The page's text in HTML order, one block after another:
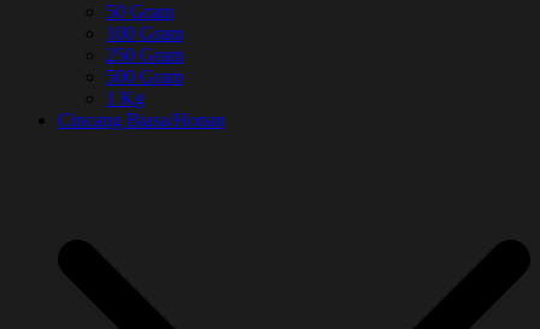
50 Gram
100 Gram
250 Gram
500 Gram
1 Kg
Cincang Biasa/Honan